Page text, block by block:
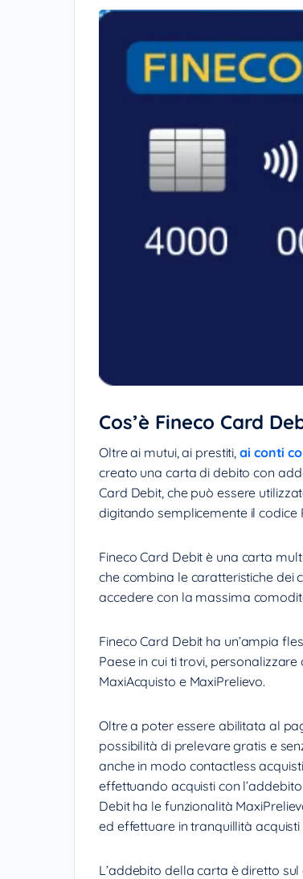
Cos’è Fineco Card
Oltre ai mutui, ai prestiti,ai conti
creato una carta di debito con
Card Debit, che può essere
digitando semplicemente il codice
Fineco Card Debit è una carta
che combina le caratteristiche dei
accedere con la massima
Fineco Card Debit ha un’ampia
Paese in cui ti trovi,
MaxiAcquisto e MaxiPrelievo.
Oltre a poter essere abilitata al
possibilità di prelevare gratis e
anche in modo contactless
effettuando acquisti con
Debit ha le funzionalità
ed effettuare in tranquillità
L’addebito della carta è diretto